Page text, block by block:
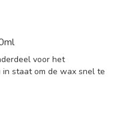
voor het
staat om de wax snel te